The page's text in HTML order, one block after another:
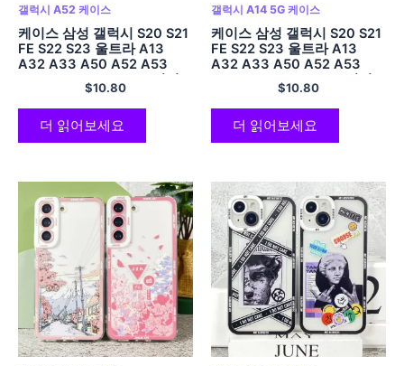
갤럭시 A52 케이스
케이스 삼성 갤럭시 S20 S21
FE S22 S23 울트라 A13
A32 A33 A50 A52 A53
A73 A54 A14 소프트 커버
메리 크리스마스
$10.80
더 읽어보세요
갤럭시 A14 5G 케이스
케이스 삼성 갤럭시 S20 S21
FE S22 S23 울트라 A13
A32 A33 A50 A52 A53
A73 A54 A14 소프트 커버
해골 장미 나비
$10.80
더 읽어보세요